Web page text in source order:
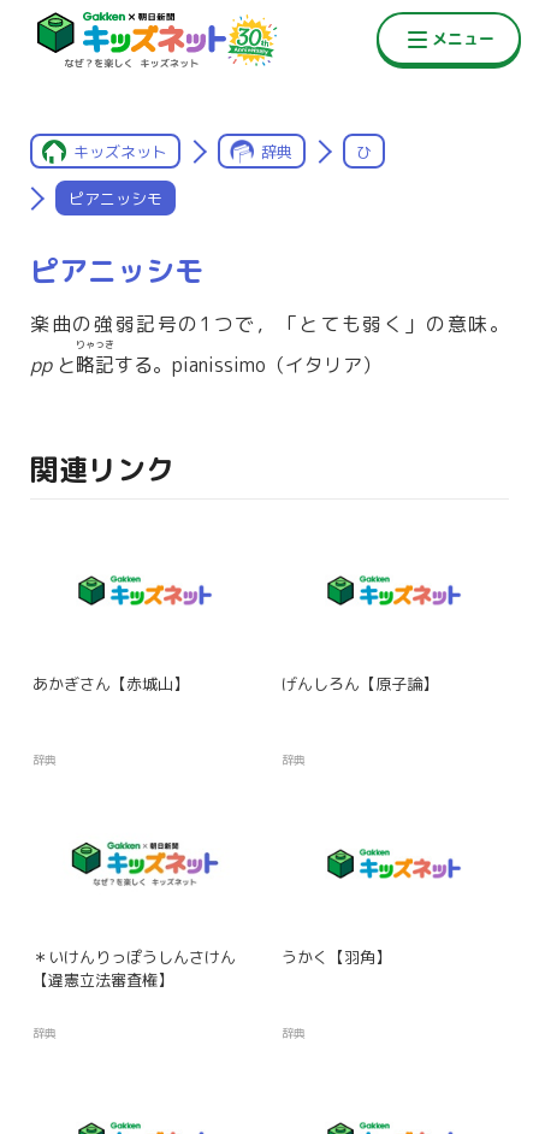
キッズネット 辞典 ひ
ピアニッシモ
ピアニッシモ
楽曲の強弱記号の1つで，「とても弱く」の意味。
ppと略記
りゃっき
する。pianissimo（イタリア）
関連リンク
あかぎさん【赤城山】
辞典
げんしろん【原子論】
辞典
＊いけんりっぽうしんさけん
【違憲立法審査権】
辞典
うかく【羽角】
辞典